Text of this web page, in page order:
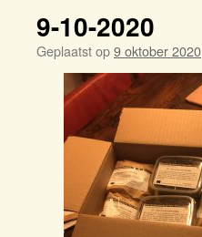
9-10-2020
Geplaatst op9 oktober 2020